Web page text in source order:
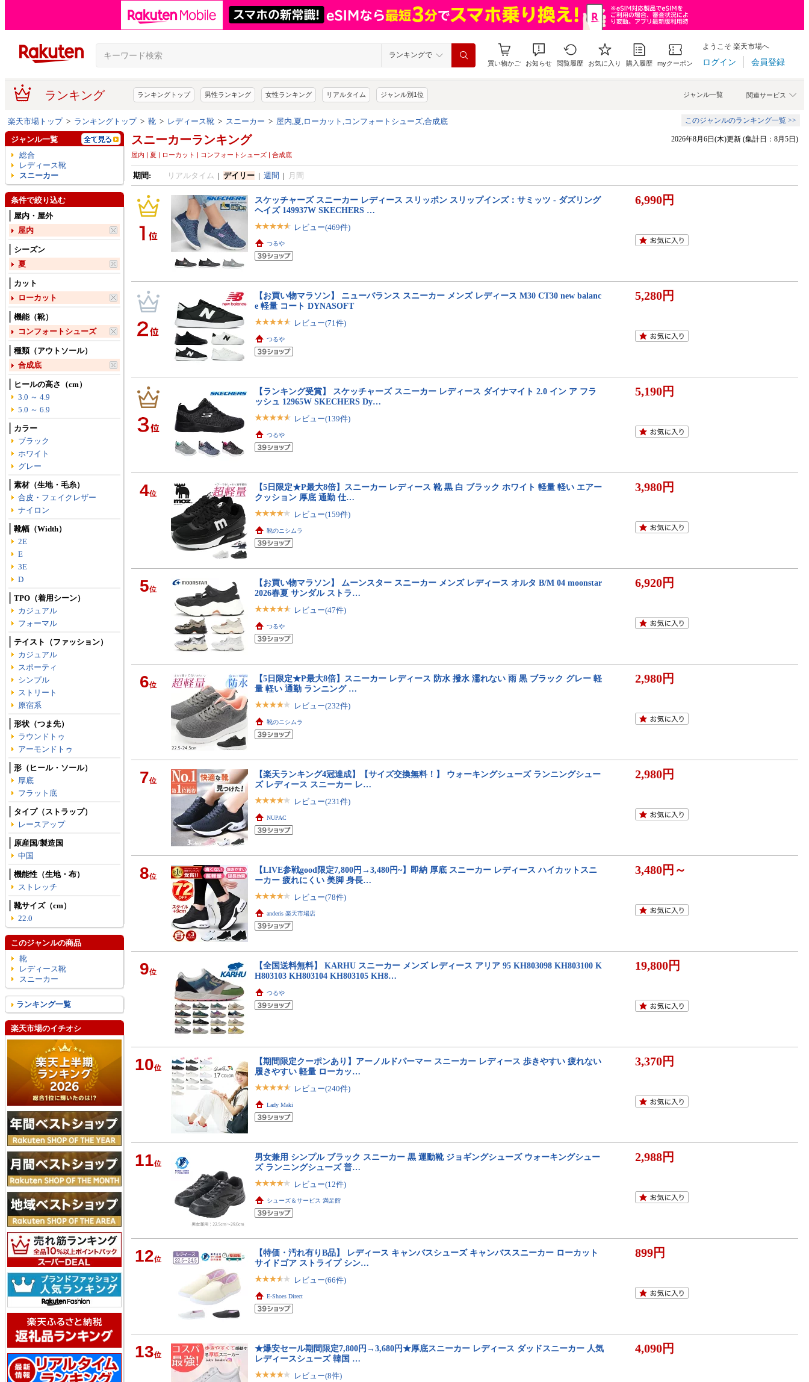
ランキングで
買い物かご お知らせ 閲覧履歴 お気に入り 購入履歴 myクーポン
ようこそ 楽天市場へ
ログイン 会員登録
ランキング 関連サービス
ジャンル一覧
ランキングトップ 男性ランキング 女性ランキング リアルタイム ジャンル別1位
楽天市場トップ> ランキングトップ> 靴 > レディース靴 > スニーカー > 屋内,夏,ローカット,コンフォートシューズ,合成底 このジャンルのランキング一覧 >>
スニーカーランキング
屋内 | 夏 | ローカット | コンフォートシューズ | 合成底
2026年8月6日(木)更新 (集計日：8月5日)
期間: リアルタイム | デイリー| 週間 | 月間
スケッチャーズ スニーカー レディース スリッポン スリップインズ：サミッツ - ダズリング
ヘイズ 149937W SKECHERS …
レビュー(469件)
つるや
6,990円
【お買い物マラソン】 ニューバランス スニーカー メンズ レディース M30 CT30 new balanc
e 軽量 コート DYNASOFT
レビュー(71件)
つるや
5,280円
【ランキング受賞】 スケッチャーズ スニーカー レディース ダイナマイト 2.0 イン ア フラ
ッシュ 12965W SKECHERS Dy…
レビュー(139件)
つるや
5,190円
4位
【5日限定★P最大8倍】スニーカー レディース 靴 黒 白 ブラック ホワイト 軽量 軽い エアー
クッション 厚底 通勤 仕…
レビュー(159件)
靴のニシムラ
3,980円
5位
【お買い物マラソン】 ムーンスター スニーカー メンズ レディース オルタ B/M 04 moonstar
2026春夏 サンダル ストラ…
レビュー(47件)
つるや
6,920円
6位
【5日限定★P最大8倍】スニーカー レディース 防水 撥水 濡れない 雨 黒 ブラック グレー 軽
量 軽い 通勤 ランニング …
レビュー(232件)
靴のニシムラ
2,980円
7位
【楽天ランキング4冠達成】【サイズ交換無料！】 ウォーキングシューズ ランニングシュー
ズ レディース スニーカー レ…
レビュー(231件)
NUPAC
2,980円
8位
【LIVE参戦good限定7,800円→3,480円~】即納 厚底 スニーカー レディース ハイカットスニ
ーカー 疲れにくい 美脚 身長…
レビュー(78件)
anderis 楽天市場店
3,480円～
9位
【全国送料無料】 KARHU スニーカー メンズ レディース アリア 95 KH803098 KH803100 K
H803103 KH803104 KH803105 KH8…
つるや
19,800円
10位
【期間限定クーポンあり】アーノルドパーマー スニーカー レディース 歩きやすい 疲れない
履きやすい 軽量 ローカッ…
レビュー(240件)
Lady Maki
3,370円
11位
男女兼用 シンプル ブラック スニーカー 黒 運動靴 ジョギングシューズ ウォーキングシュー
ズ ランニングシューズ 普…
レビュー(12件)
シューズ＆サービス 満足館
2,988円
12位
【特価・汚れ有りB品】 レディース キャンバスシューズ キャンバススニーカー ローカット
サイドゴア ストライプ シン…
レビュー(66件)
E-Shoes Direct
899円
13位
★爆安セール期間限定7,800円→3,680円★厚底スニーカー レディース ダッドスニーカー 人気
レディースシューズ 韓国 …
レビュー(8件)
4,090円
ジャンル一覧
総合
レディース靴
スニーカー
条件で絞り込む
屋内・屋外
屋内
シーズン
夏
カット
ローカット
機能（靴）
コンフォートシューズ
種類（アウトソール）
合成底
ヒールの高さ（cm）
3.0 ～ 4.9
5.0 ～ 6.9
カラー
ブラック
ホワイト
グレー
素材（生地・毛糸）
合皮・フェイクレザー
ナイロン
靴幅（Width）
2E
E
3E
D
TPO（着用シーン）
カジュアル
フォーマル
テイスト（ファッション）
カジュアル
スポーティ
シンプル
ストリート
原宿系
形状（つま先）
ラウンドトゥ
アーモンドトゥ
形（ヒール・ソール）
厚底
フラット底
タイプ（ストラップ）
レースアップ
原産国/製造国
中国
機能性（生地・布）
ストレッチ
靴サイズ（cm）
22.0
このジャンルの商品
靴
レディース靴
スニーカー
ランキング一覧
楽天市場のイチオシ